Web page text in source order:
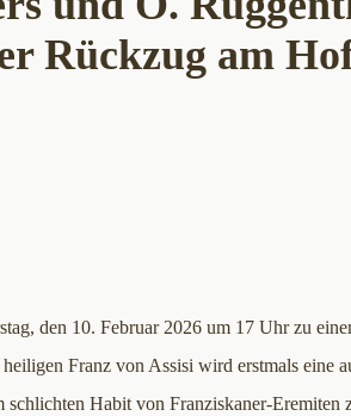
Rückzug am
den 10. Februar 2026 um 17 Uhr zu
Franz von Assisi wird erstmals eine
Habit von Franziskaner-Eremiten